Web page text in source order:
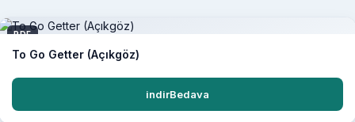
PDF
To Go Getter (Açıkgöz)
indirBedava